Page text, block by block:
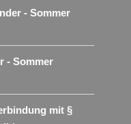
- Sommer
- Sommer
mit §